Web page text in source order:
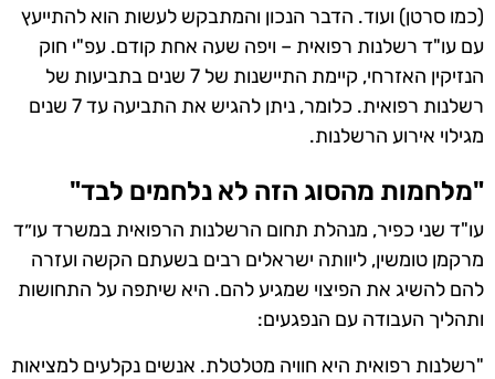
(כמו סרטן) ועוד. הדבר הנכון והמתבקש לעשות הוא להתייעץ
עם עו"ד רשלנות רפואית – ויפה שעה אחת קודם. עפ"י חוק
הנזיקין האזרחי, קיימת התיישנות של 7 שנים בתביעות של
רשלנות רפואית. כלומר, ניתן להגיש את התביעה עד 7 שנים
מגילוי אירוע הרשלנות.
"מלחמות מהסוג הזה לא נלחמים לבד"
עו"ד שני כפיר, מנהלת תחום הרשלנות הרפואית במשרד עו״ד
מרקמן טומשין, ליוותה ישראלים רבים בשעתם הקשה ועזרה
להם להשיג את הפיצוי שמגיע להם. היא שיתפה על התחושות
ותהליך העבודה עם הנפגעים:
"רשלנות רפואית היא חוויה מטלטלת. אנשים נקלעים למציאות